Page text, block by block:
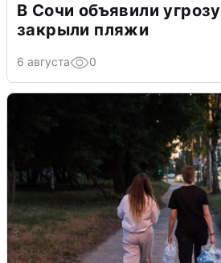
В Сочи объявили
закрыли пляжи
6 августа 0